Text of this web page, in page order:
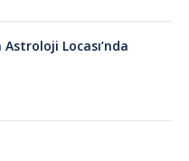
Locası’nda